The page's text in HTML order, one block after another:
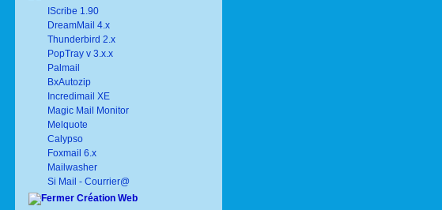
IScribe 1.90
DreamMail 4.x
Thunderbird 2.x
PopTray v 3.x.x
Palmail
BxAutozip
Incredimail XE
Magic Mail Monitor
Melquote
Calypso
Foxmail 6.x
Mailwasher
Si Mail - Courrier@
Création Web